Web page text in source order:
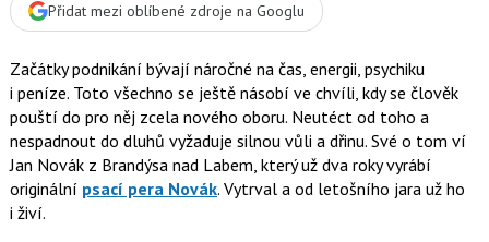
Přidat mezi oblíbené zdroje na Googlu
Začátky podnikání bývají náročné na čas, energii, psychiku
i peníze. Toto všechno se ještě násobí ve chvíli, kdy se člověk
pouští do pro něj zcela nového oboru. Neutéct od toho a
nespadnout do dluhů vyžaduje silnou vůli a dřinu. Své o tom ví
Jan Novák z Brandýsa nad Labem, který už dva roky vyrábí
originální psací pera Novák. Vytrval a od letošního jara už ho
i živí.